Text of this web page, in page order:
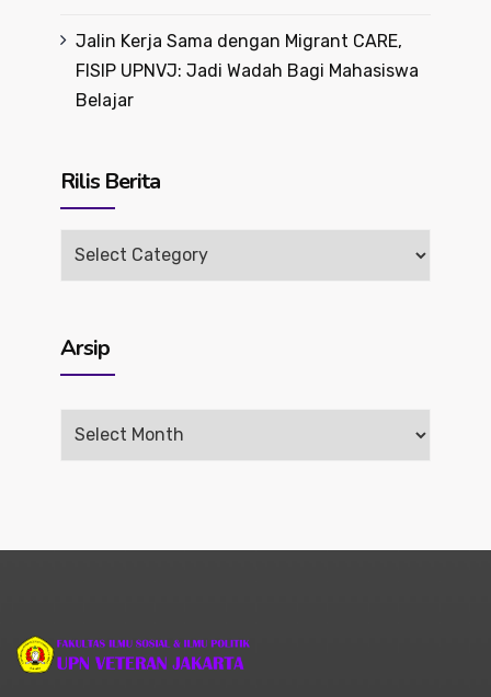
Jalin Kerja Sama dengan Migrant CARE,
FISIP UPNVJ: Jadi Wadah Bagi Mahasiswa
Belajar
Rilis Berita
Rilis
Arsip
Arsip